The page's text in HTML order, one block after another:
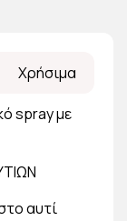
Χρήσιμα
spray με
αυτί